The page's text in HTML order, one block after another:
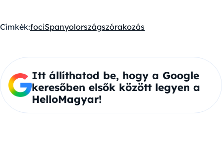
Címkék:fociSpanyolországszórakozás
Itt állíthatod be, hogy a Google
keresőben elsők között legyen a
HelloMagyar!